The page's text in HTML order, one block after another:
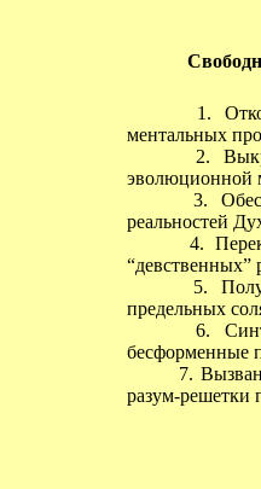
1.
ментальных
2.
эволюционной
3.
реальностей
4.
“девственных”
5.
предельных
6.
бесформенные
7. Вызван
разум-решетки